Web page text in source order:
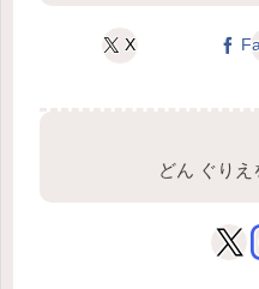
X
どん ぐりえ